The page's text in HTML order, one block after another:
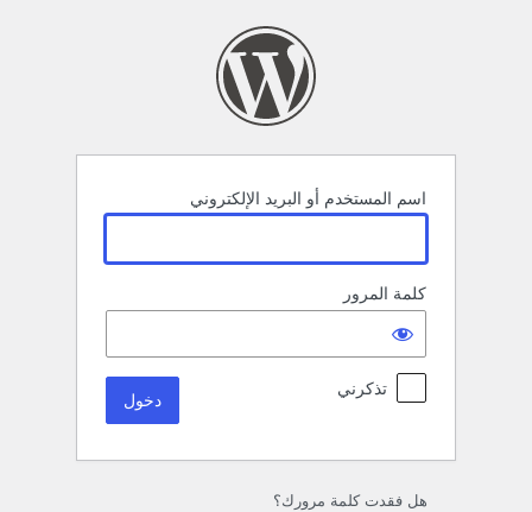
اسم المستخدم أو البريد الإلكتروني
كلمة المرور
تذكرني
هل فقدت كلمة مرورك؟